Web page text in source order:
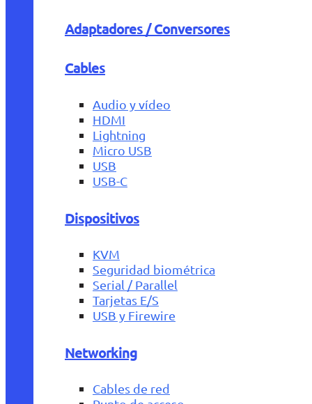
Adaptadores / Conversores
Cables
Audio y vídeo
HDMI
Lightning
Micro USB
USB
USB-C
Dispositivos
KVM
Seguridad biométrica
Serial / Parallel
Tarjetas E/S
USB y Firewire
Networking
Cables de red